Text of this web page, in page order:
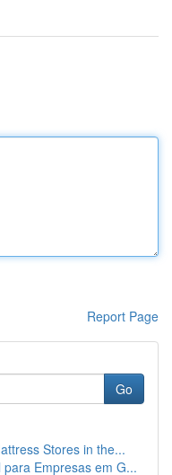
Report Page
Go
Stores in the...
Empresas em G...